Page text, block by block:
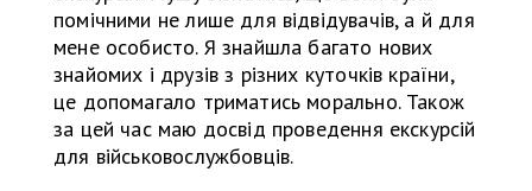
помічними не лише для відвідувачів, а й для
мене особисто. Я знайшла багато нових
знайомих і друзів з різних куточків країни,
це допомагало триматись морально. Також
за цей час маю досвід проведення екскурсій
для військовослужбовців.